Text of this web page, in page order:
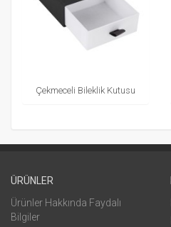
Çekmeceli Bileklik Kutusu
ÜRÜNLER
Ürünler Hakkında Faydalı
Bilgiler